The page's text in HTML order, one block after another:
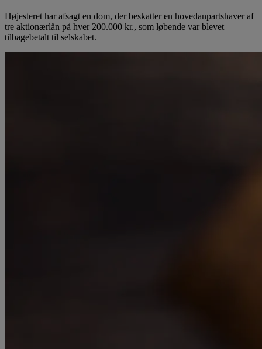
Højesteret har afsagt en dom, der beskatter en hovedanpartshaver af
tre aktionærlån på hver 200.000 kr., som løbende var blevet
tilbagebetalt til selskabet.